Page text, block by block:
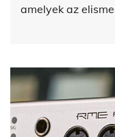
amelyek az